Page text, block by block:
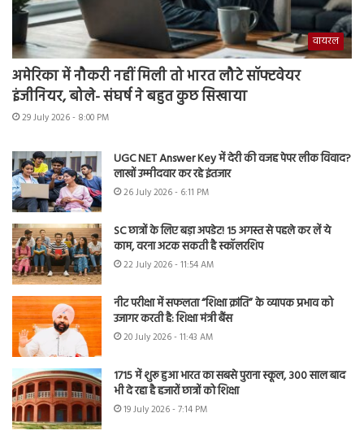
वायरल
अमेरिका में नौकरी नहीं मिली तो भारत लौटे सॉफ्टवेयर
इंजीनियर, बोले- संघर्ष ने बहुत कुछ सिखाया
29 July 2026 - 8:00 PM
UGC NET Answer Key में देरी की वजह पेपर लीक विवाद?
लाखों उम्मीदवार कर रहे इंतजार
26 July 2026 - 6:11 PM
SC छात्रों के लिए बड़ा अपडेट! 15 अगस्त से पहले कर लें ये
काम, वरना अटक सकती है स्कॉलरशिप
22 July 2026 - 11:54 AM
नीट परीक्षा में सफलता “शिक्षा क्रांति” के व्यापक प्रभाव को
उजागर करती है: शिक्षा मंत्री बैंस
20 July 2026 - 11:43 AM
1715 में शुरू हुआ भारत का सबसे पुराना स्कूल, 300 साल बाद
भी दे रहा है हजारों छात्रों को शिक्षा
19 July 2026 - 7:14 PM